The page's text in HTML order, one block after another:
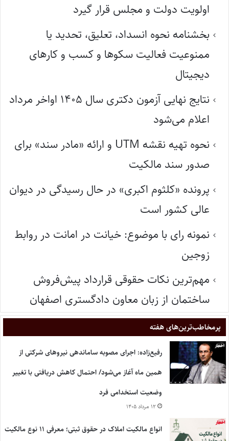
اولویت دولت و مجلس قرار گیرد
بخشنامه نحوه انسداد، تعلیق، تحدید یا
ممنوعیت فعالیت سکوها و کسب و کارهای
دیجیتال
نتایج نهایی آزمون دکتری سال ۱۴۰۵ اواخر مرداد
اعلام می‌شود
نحوه تهیه نقشه UTM و ارائه «مادر سند» برای
صدور سند مالکیت
پرونده «کلثوم اکبری» در حال رسیدگی در دیوان
عالی کشور است
نمونه رای با موضوع: خیانت در امانت در روابط
زوجین
مهم‌ترین نکات حقوقی قرارداد پیش‌فروش
ساختمان از زبان معاون دادگستری اصفهان
پر‌مخاطب‌ترین‌های هفته
رفیع‌زاده: اجرای مصوبه ساماندهی نیروهای شرکتی از
همین ماه آغاز می‌شود/ احتمال کاهش دریافتی با تغییر
وضعیت استخدامی فرد
۱۲ مرداد ۱۴۰۵
انواع مالکیت املاک در حقوق ثبتی؛ معرفی ۱۱ نوع مالکیت